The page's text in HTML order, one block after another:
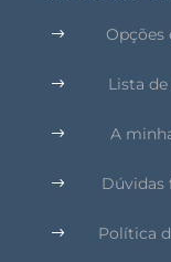
$ Opções
$ Lista
$ A
$ Dúvidas
$ Política